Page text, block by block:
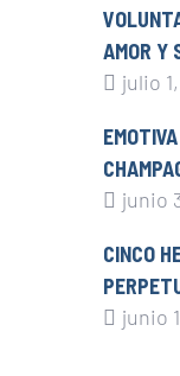
AMOR Y
julio
junio
CINCO
junio